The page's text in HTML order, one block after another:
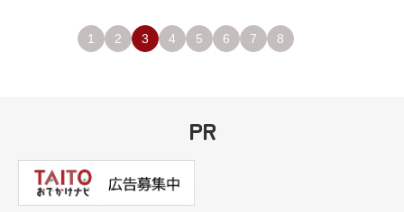
1 2 3 4 5 6 7 8
PR